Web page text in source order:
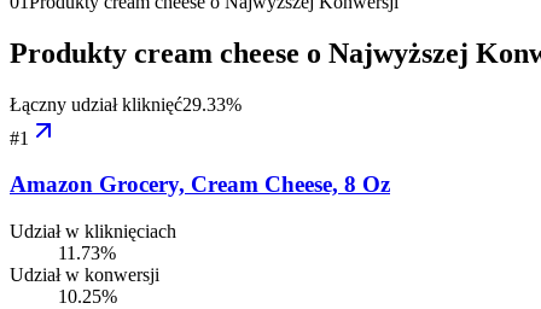
Produkty cream cheese o Najwyższej
Łączny udział kliknięć29.33%
#1
Amazon Grocery, Cream Cheese, 8 Oz
Udział w kliknięciach
11.73%
Udział w konwersji
10.25%